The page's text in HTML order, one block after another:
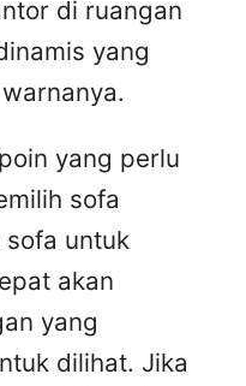
di ruangan
yang
yang perlu
sofa
untuk
akan
yang
dilihat. Jika